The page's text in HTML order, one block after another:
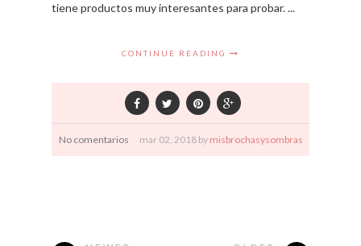
tiene productos muy interesantes para probar. ...
CONTINUE READING
No comentarios mar 02, 2018 by misbrochasysombras